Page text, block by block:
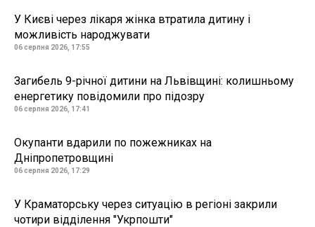
У Києві через лікаря жінка втратила дитину і
можливість народжувати
06 серпня 2026, 17:55
Загибель 9-річної дитини на Львівщині: колишньому
енергетику повідомили про підозру
06 серпня 2026, 17:41
Окупанти вдарили по пожежниках на
Дніпропетровщині
06 серпня 2026, 17:29
У Краматорську через ситуацію в регіоні закрили
чотири відділення "Укрпошти"